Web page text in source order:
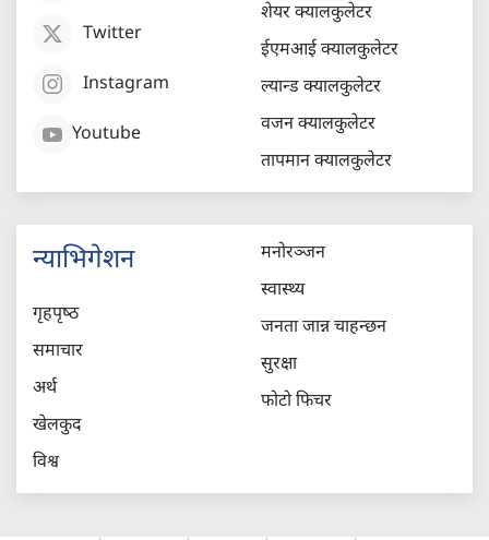
Twitter
Instagram
Youtube
शेयर क्यालकुलेटर
ईएमआई क्यालकुलेटर
ल्यान्ड क्यालकुलेटर
वजन क्यालकुलेटर
तापमान क्यालकुलेटर
न्याभिगेशन
गृहपृष्‍ठ
समाचार
अर्थ
खेलकुद
विश्व
मनोरञ्जन
स्वास्थ्य
जनता जान्न चाहन्छन
सुरक्षा
फोटो फिचर